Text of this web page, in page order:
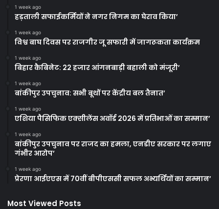
1 week ago
हड़ताली सफाईकर्मियों ने नगर निगम का घेराव किया’
1 week ago
विश्व बाघ दिवस पर राजगीर जू सफारी में जागरूकता कार्यक्रम
1 week ago
बिहार कैबिनेट: 22 हजार आंगनबाड़ी बहाली को मंजूरी’
1 week ago
बांकीपुर उपचुनाव: सभी बूथों पर केंद्रीय बल तैनात’
1 week ago
एशिया पैसिफिक एक्सीलेंस अवॉर्ड 2026 में प्रतिभाओं का सम्मान’
1 week ago
बांकीपुर उपचुनाव पर राजद का हमला, एनडीए सरकार पर लगाए
गंभीर आरोप’
1 week ago
प्रेरणा आईएएस में 70वीं बीपीएससी सफल अभ्यर्थियों का सम्मान’
Most Viewed Posts